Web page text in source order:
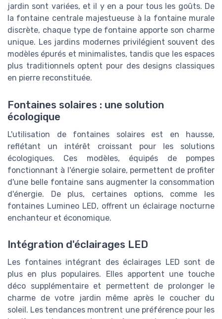
jardin sont variées, et il y en a pour tous les goûts. De
la fontaine centrale majestueuse à la fontaine murale
discrète, chaque type de fontaine apporte son charme
unique. Les jardins modernes privilégient souvent des
modèles épurés et minimalistes, tandis que les espaces
plus traditionnels optent pour des designs classiques
en pierre reconstituée.
Fontaines solaires : une solution
écologique
L'utilisation de fontaines solaires est en hausse,
reflétant un intérêt croissant pour les solutions
écologiques. Ces modèles, équipés de pompes
fonctionnant à l'énergie solaire, permettent de profiter
d'une belle fontaine sans augmenter la consommation
d'énergie. De plus, certaines options, comme les
fontaines Lumineo LED, offrent un éclairage nocturne
enchanteur et économique.
Intégration d'éclairages LED
Les fontaines intégrant des éclairages LED sont de
plus en plus populaires. Elles apportent une touche
déco supplémentaire et permettent de prolonger le
charme de votre jardin même après le coucher du
soleil. Les tendances montrent une préférence pour les